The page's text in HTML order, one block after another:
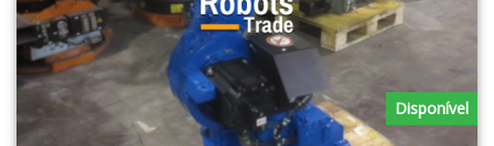
Disponível